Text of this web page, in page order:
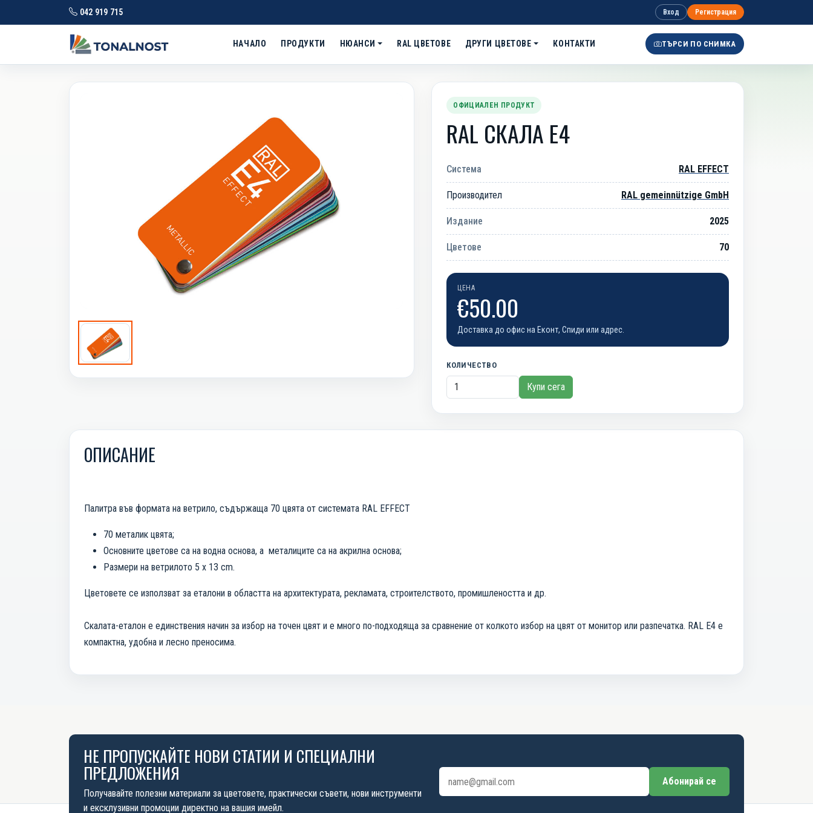
042 919 715 Вход Регистрация
НАЧАЛО ПРОДУКТИ НЮАНСИ RAL ЦВЕТОВЕ ДРУГИ ЦВЕТОВЕ КОНТАКТИ ТЪРСИ ПО СНИМКА
ОФИЦИАЛЕН ПРОДУКТ
RAL СКАЛА E4
Система RAL EFFECT
Производител RAL gemeinnützige GmbH
Издание 2025
Цветове 70
ЦЕНА
€50.00
Доставка до офис на Еконт, Спиди или адрес.
КОЛИЧЕСТВО
Купи сега
ОПИСАНИЕ
Палитра във формата на ветрило, съдържаща 70 цвята от системата RAL EFFECT
70 металик цвята;
Основните цветове са на водна основа, а металиците са на акрилна основа;
Размери на ветрилото 5 x 13 cm.
Цветовете се използват за еталони в областта на архитектурата, рекламата, строителството, промишлеността и др.
Скалата-еталон е единствения начин за избор на точен цвят и е много по-подходяща за сравнение от колкото избор на цвят от монитор или разпечатка. RAL E4 е
компактна, удобна и лесно преносима.
НЕ ПРОПУСКАЙТЕ НОВИ СТАТИИ И СПЕЦИАЛНИ
ПРЕДЛОЖЕНИЯ
Получавайте полезни материали за цветовете, практически съвети, нови инструменти
и ексклузивни промоции директно на вашия имейл.
Имейл адрес
Абонирай се